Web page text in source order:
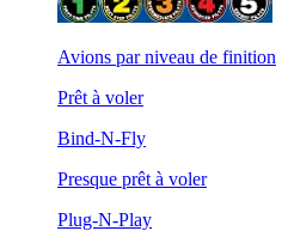
Avions par niveau de finition
Prêt à voler
Bind-N-Fly
Presque prêt à voler
Plug-N-Play